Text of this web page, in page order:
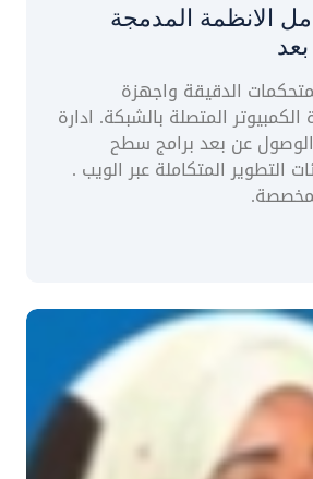
الانظمة المدمجة
الدقيقة واجهزة
المتصلة بالشبكة. ادارة
ادوات الوصول عن بعد برامج سطح
التطوير المتكاملة عبر الويب .